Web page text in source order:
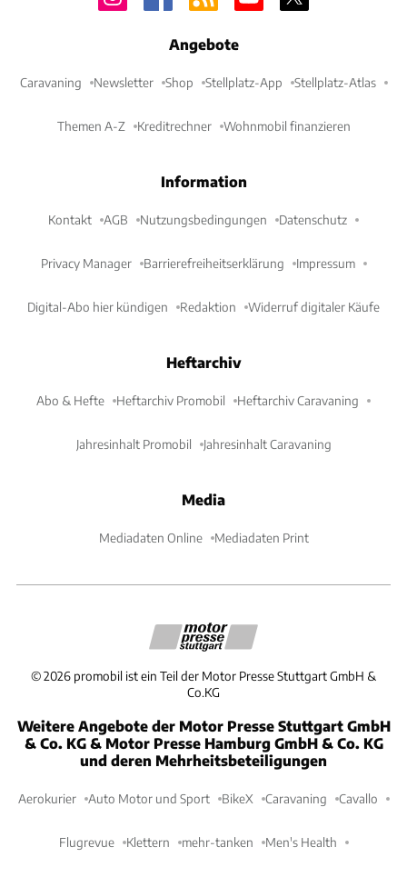
Angebote
Caravaning Newsletter Shop Stellplatz-App Stellplatz-Atlas
Themen A-Z Kreditrechner Wohnmobil finanzieren
Information
Kontakt AGB Nutzungsbedingungen Datenschutz
Privacy Manager Barrierefreiheitserklärung Impressum
Digital-Abo hier kündigen Redaktion Widerruf digitaler Käufe
Heftarchiv
Abo & Hefte Heftarchiv Promobil Heftarchiv Caravaning
Jahresinhalt Promobil Jahresinhalt Caravaning
Media
Mediadaten Online Mediadaten Print
©2026 promobil ist ein Teil der Motor Presse Stuttgart GmbH &
Co.KG
Weitere Angebote der Motor Presse Stuttgart GmbH
& Co. KG & Motor Presse Hamburg GmbH & Co. KG
und deren Mehrheitsbeteiligungen
Aerokurier Auto Motor und Sport BikeX Caravaning Cavallo
Flugrevue Klettern mehr-tanken Men's Health